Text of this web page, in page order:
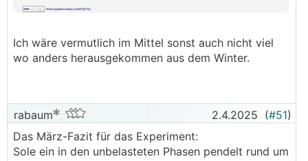
Ich wäre vermutlich im Mittel sonst auch nicht viel
wo anders herausgekommen aus dem Winter.
rabaum 2.4.2025 (#51)
Das März-Fazit für das Experiment:
Sole ein in den unbelasteten Phasen pendelt rund um